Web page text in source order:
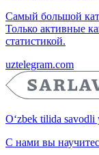
Самый большой
Только активные
статистикой.
uztelegram.com
O‘zbek tilida
С нами вы